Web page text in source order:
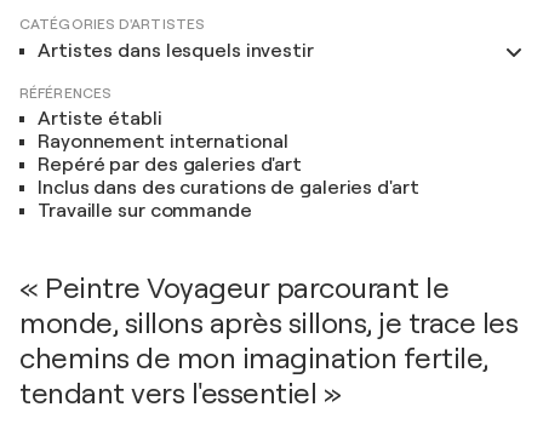
CATÉGORIES D'ARTISTES
Artistes dans lesquels investir
RÉFÉRENCES
Artiste établi
Rayonnement international
Repéré par des galeries d'art
Inclus dans des curations de galeries d'art
Travaille sur commande
« Peintre Voyageur parcourant le
monde, sillons après sillons, je trace les
chemins de mon imagination fertile,
tendant vers l'essentiel »